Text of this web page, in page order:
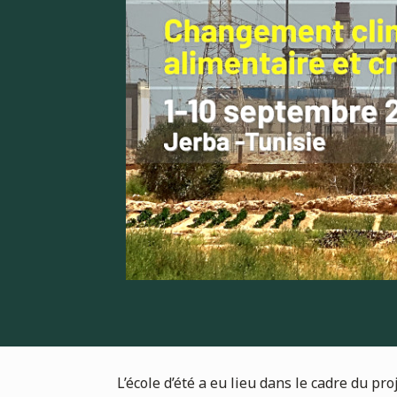
L’école d’été a eu lieu dans le cadre du